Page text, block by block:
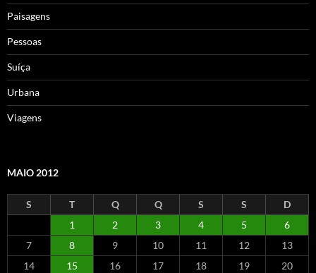
Paisagens
Pessoas
Suíça
Urbana
Viagens
MAIO 2012
S T Q Q S S
D
1
2 3 4 5
6
7
8 9 10 11 12
13
14
15 16 17 18 19
20